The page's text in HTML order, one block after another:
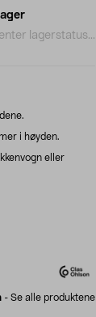
lagerstatus...
i høyden.
eller
- Se alle produktene